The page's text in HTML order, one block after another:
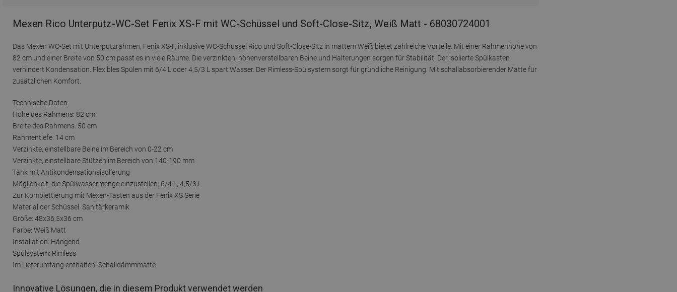
Mexen Rico Unterputz-WC-Set Fenix XS-F mit WC-Schüssel und Soft-Close-Sitz, Weiß Matt - 68030724001
Das Mexen WC-Set mit Unterputzrahmen, Fenix XS-F, inklusive WC-Schüssel Rico und Soft-Close-Sitz in mattem Weiß bietet zahlreiche Vorteile. Mit einer Rahmenhöhe von
82 cm und einer Breite von 50 cm passt es in viele Räume. Die verzinkten, höhenverstellbaren Beine und Halterungen sorgen für Stabilität. Der isolierte Spülkasten
verhindert Kondensation. Flexibles Spülen mit 6/4 L oder 4,5/3 L spart Wasser. Der Rimless-Spülsystem sorgt für gründliche Reinigung. Mit schallabsorbierender Matte für
zusätzlichen Komfort.
Technische Daten:
Höhe des Rahmens: 82 cm
Breite des Rahmens: 50 cm
Rahmentiefe: 14 cm
Verzinkte, einstellbare Beine im Bereich von 0-22 cm
Verzinkte, einstellbare Stützen im Bereich von 140-190 mm
Tank mit Antikondensationsisolierung
Möglichkeit, die Spülwassermenge einzustellen: 6/4 L, 4,5/3 L
Zur Komplettierung mit Mexen-Tasten aus der Fenix XS Serie
Material der Schüssel: Sanitärkeramik
Größe: 48x36,5x36 cm
Farbe: Weiß Matt
Installation: Hängend
Spülsystem: Rimless
Im Lieferumfang enthalten: Schalldämmmatte
Innovative Lösungen, die in diesem Produkt verwendet werden